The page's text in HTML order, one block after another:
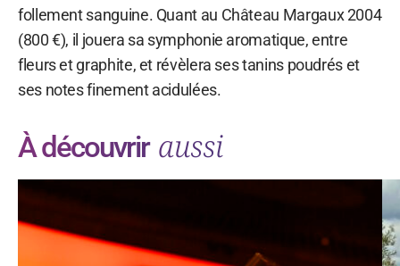
follement sanguine. Quant au Château Margaux 2004
(800 €), il jouera sa symphonie aromatique, entre
fleurs et graphite, et révèlera ses tanins poudrés et
ses notes finement acidulées.
À découvrir aussi